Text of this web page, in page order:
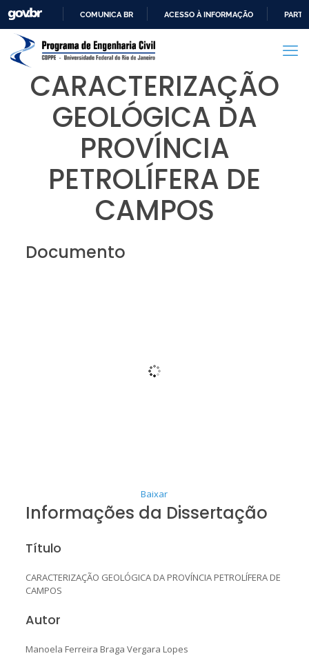
PARA
CONTEÚDO
COMUNICA BR ACESSO À INFORMAÇÃO
CARACTERIZAÇÃO
GEOLÓGICA DA
PROVÍNCIA
PETROLÍFERA DE
CAMPOS
Documento
Baixar
Informações da Dissertação
Título
CARACTERIZAÇÃO GEOLÓGICA DA PROVÍNCIA PETROLÍFERA DE
CAMPOS
Autor
Manoela Ferreira Braga Vergara Lopes